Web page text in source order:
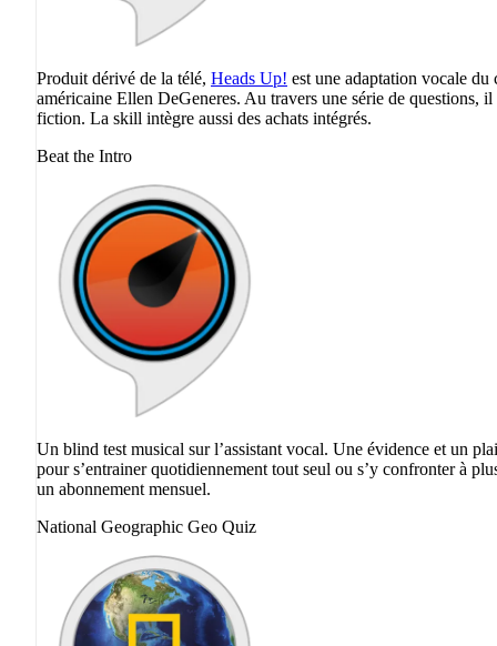
Produit dérivé de la télé, Heads Up! est une adaptation vocale du
américaine Ellen DeGeneres. Au travers une série de questions,
fiction. La skill intègre aussi des achats intégrés.
Beat the Intro
Un blind test musical sur l’assistant vocal. Une évidence et un
pour s’entrainer quotidiennement tout seul ou s’y confronter à
un abonnement mensuel.
National Geographic Geo Quiz